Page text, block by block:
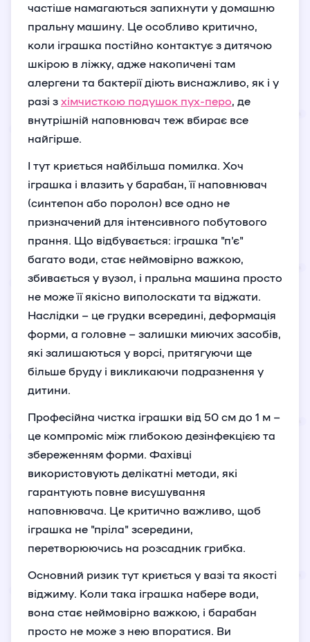
частіше намагаються запихнути у домашню
пральну машину. Це особливо критично,
коли іграшка постійно контактує з дитячою
шкірою в ліжку, адже накопичені там
алергени та бактерії діють виснажливо, як і у
разі з хімчисткою подушок пух-перо, де
внутрішній наповнювач теж вбирає все
найгірше.
І тут криється найбільша помилка. Хоч
іграшка і влазить у барабан, її наповнювач
(синтепон або поролон) все одно не
призначений для інтенсивного побутового
прання. Що відбувається: іграшка "п'є"
багато води, стає неймовірно важкою,
збивається у вузол, і пральна машина просто
не може її якісно виполоскати та віджати.
Наслідки – це грудки всередині, деформація
форми, а головне – залишки миючих засобів,
які залишаються у ворсі, притягуючи ще
більше бруду і викликаючи подразнення у
дитини.
Професійна чистка іграшки від 50 см до 1 м –
це компроміс між глибокою дезінфекцією та
збереженням форми. Фахівці
використовують делікатні методи, які
гарантують повне висушування
наповнювача. Це критично важливо, щоб
іграшка не "пріла" зсередини,
перетворюючись на розсадник грибка.
Основний ризик тут криється у вазі та якості
віджиму. Коли така іграшка набере води,
вона стає неймовірно важкою, і барабан
просто не може з нею впоратися. Ви